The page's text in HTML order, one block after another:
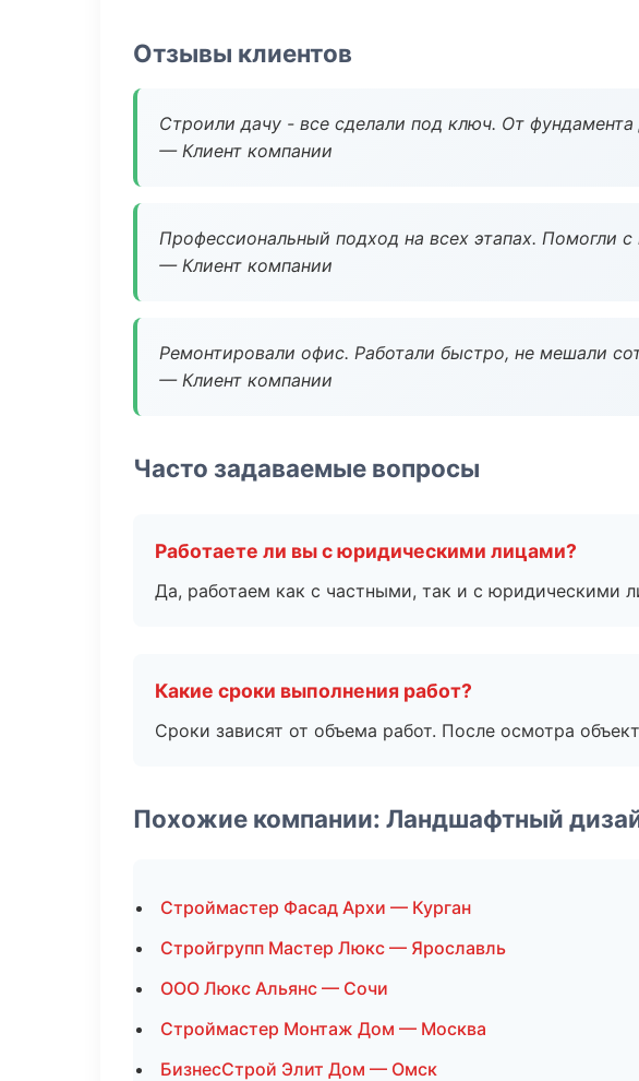
Отзывы клиентов
Строили дачу - все сделали под ключ. От
— Клиент компании
Профессиональный подход на всех этапах. Помогли
— Клиент компании
Ремонтировали офис. Работали быстро, не мешали
— Клиент компании
Часто задаваемые вопросы
Работаете ли вы с юридическими лицами?
Да, работаем как с частными, так и с юридическими
Какие сроки выполнения работ?
Сроки зависят от объема работ. После осмотра
Похожие компании: Ландшафтный
Строймастер Фасад Архи — Курган
Стройгрупп Мастер Люкс — Ярославль
ООО Люкс Альянс — Сочи
Строймастер Монтаж Дом — Москва
БизнесСтрой Элит Дом — Омск